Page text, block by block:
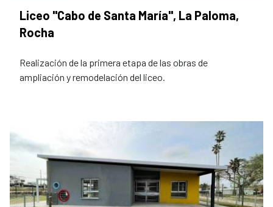
Liceo "Cabo de Santa María", La Paloma,
Rocha
Realización de la primera etapa de las obras de
ampliación y remodelación del liceo.